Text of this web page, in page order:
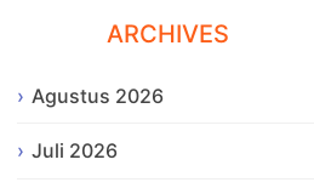
ARCHIVES
Agustus 2026
Juli 2026